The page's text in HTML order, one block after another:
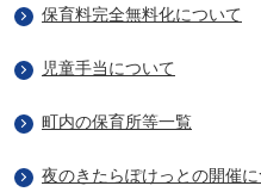
保育料完全無料化について
児童手当について
町内の保育所等一覧
夜のきたらぽけっとの開催